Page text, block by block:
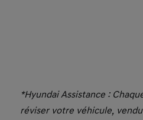
*Hyundai Assistance :
réviser votre véhicule,